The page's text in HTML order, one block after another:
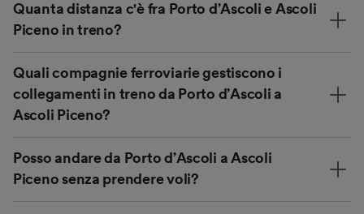
Quanta distanza c'è fra Porto d’Ascoli e Ascoli
Piceno in treno?
Quali compagnie ferroviarie gestiscono i
collegamenti in treno da Porto d’Ascoli a
Ascoli Piceno?
Posso andare da Porto d’Ascoli a Ascoli
Piceno senza prendere voli?